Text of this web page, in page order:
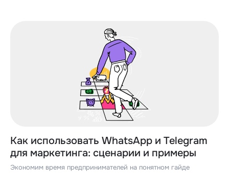
Как использовать WhatsApp и Telegram
для маркетинга: сценарии и примеры
Экономим время предпринимателей на понятном гайде